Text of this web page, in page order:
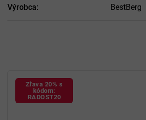
Výrobca: BestBerg
Zľava 20% s
kódom:
RADOST20